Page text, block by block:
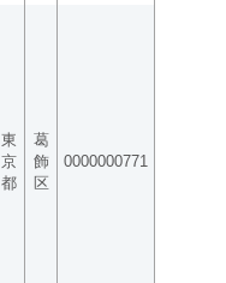
東
京
都
葛
飾
区
0000000771